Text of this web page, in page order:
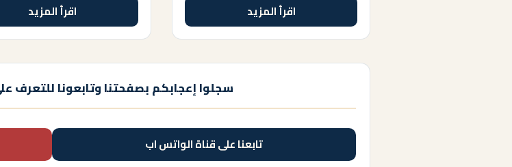
اقرأ المزيد اقرأ المزيد
سجلوا إعجابكم بصفحتنا وتابعونا للتعرف
تابعنا على قناة الواتس اب